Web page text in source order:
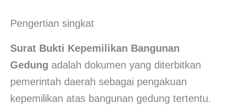
Pengertian singkat
Surat Bukti Kepemilikan Bangunan
Gedung adalah dokumen yang diterbitkan
pemerintah daerah sebagai pengakuan
kepemilikan atas bangunan gedung tertentu.